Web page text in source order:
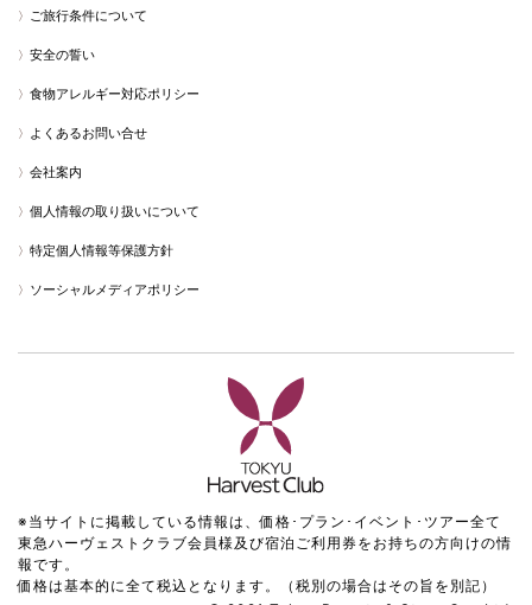
ご旅行条件について
安全の誓い
食物アレルギー対応ポリシー
よくあるお問い合せ
会社案内
個人情報の取り扱いについて
特定個人情報等保護方針
ソーシャルメディアポリシー
※当サイトに掲載している情報は、価格･プラン･イベント･ツアー全て
東急ハーヴェストクラブ会員様及び宿泊ご利用券をお持ちの方向けの情
報です。
価格は基本的に全て税込となります。（税別の場合はその旨を別記）